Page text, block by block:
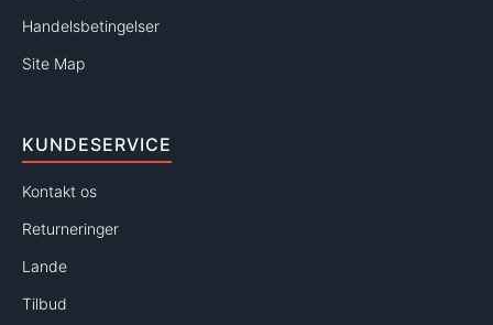
Handelsbetingelser
Site Map
KUNDESERVICE
Kontakt os
Returneringer
Lande
Tilbud